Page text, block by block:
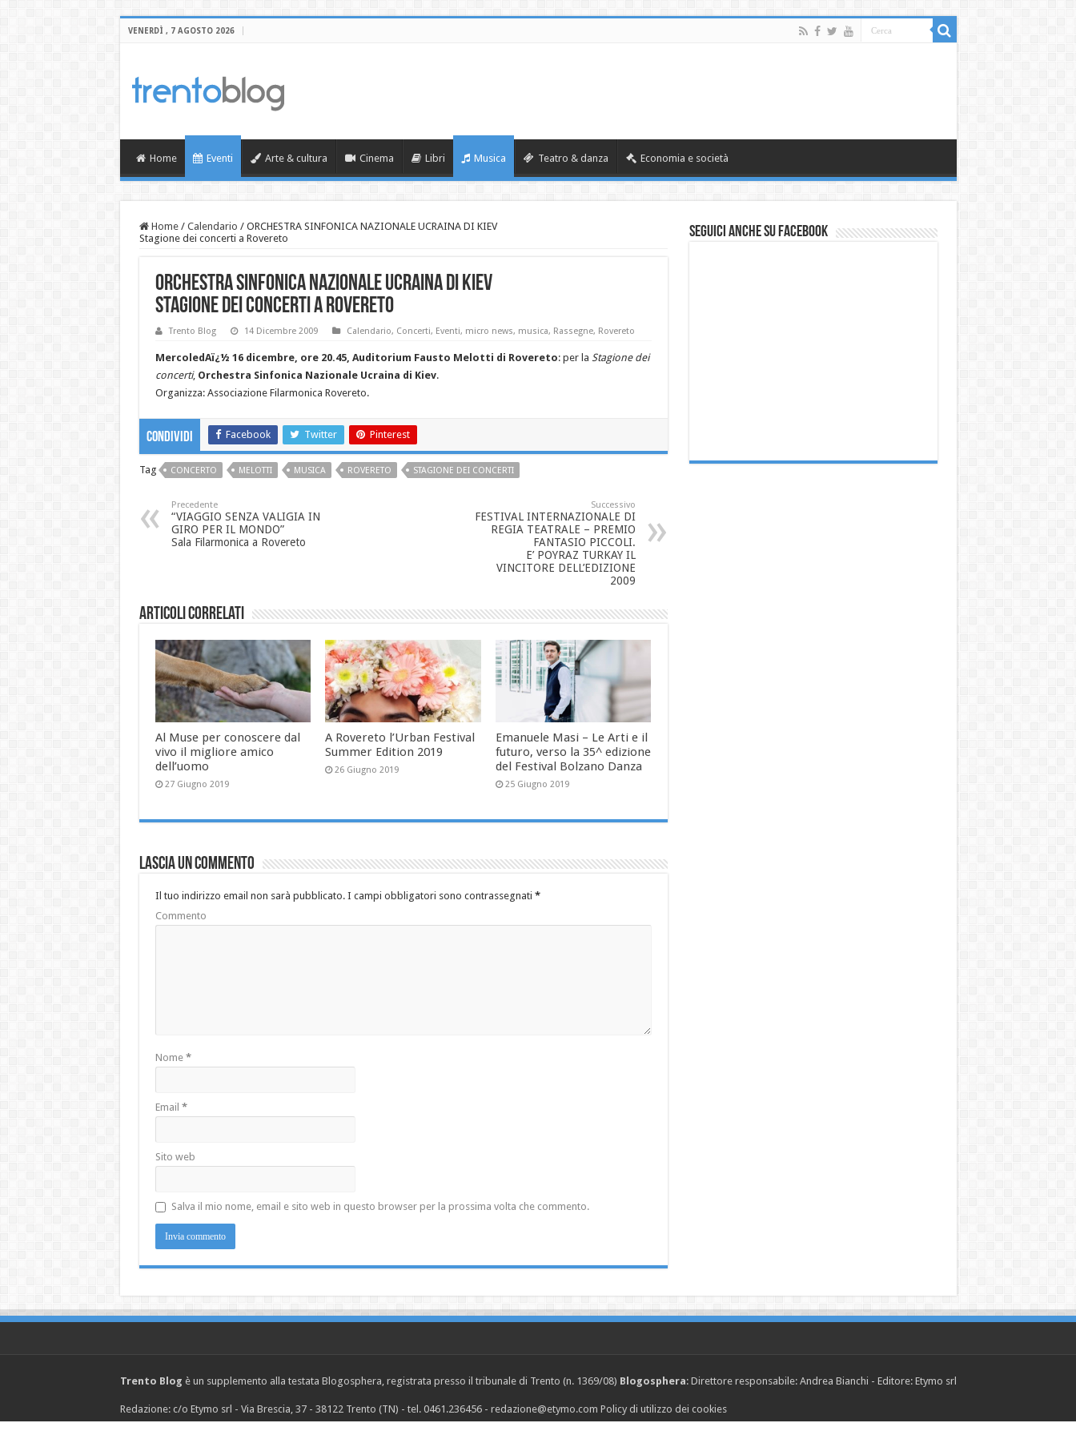
VENERDÌ , 7 AGOSTO 2026
Home Eventi Arte & cultura Cinema Libri Musica Teatro & danza Economia e società
Home / Calendario / ORCHESTRA SINFONICA NAZIONALE UCRAINA DI KIEV
Stagione dei concerti a Rovereto
ORCHESTRA SINFONICA NAZIONALE UCRAINA DI KIEV
Stagione dei concerti a Rovereto
Trento Blog 14 Dicembre 2009 Calendario, Concerti, Eventi, micro news, musica, Rassegne, Rovereto
MercoledAï¿½ 16 dicembre, ore 20.45, Auditorium Fausto Melotti di Rovereto: per la Stagione dei
concerti, Orchestra Sinfonica Nazionale Ucraina di Kiev.
Organizza: Associazione Filarmonica Rovereto.
Condividi Facebook Twitter Pinterest
Tag CONCERTO MELOTTI MUSICA ROVERETO STAGIONE DEI CONCERTI
Precedente
“VIAGGIO SENZA VALIGIA IN
GIRO PER IL MONDO”
Sala Filarmonica a Rovereto
Successivo
FESTIVAL INTERNAZIONALE DI
REGIA TEATRALE – PREMIO
FANTASIO PICCOLI.
E’ POYRAZ TURKAY IL
VINCITORE DELL’EDIZIONE
2009
Articoli correlati
Al Muse per conoscere dal
vivo il migliore amico
dell’uomo
27 Giugno 2019
A Rovereto l’Urban Festival
Summer Edition 2019
26 Giugno 2019
Emanuele Masi – Le Arti e il
futuro, verso la 35^ edizione
del Festival Bolzano Danza
25 Giugno 2019
Lascia un commento
Il tuo indirizzo email non sarà pubblicato.I campi obbligatori sono contrassegnati *
Commento
Nome *
Email *
Sito web
Salva il mio nome, email e sito web in questo browser per la prossima volta che commento.
Seguici anche su Facebook
Trento Blog è un supplemento alla testata Blogosphera, registrata presso il tribunale di Trento (n. 1369/08) Blogosphera: Direttore responsabile: Andrea Bianchi - Editore: Etymo srl
Redazione: c/o Etymo srl - Via Brescia, 37 - 38122 Trento (TN) - tel. 0461.236456 - redazione@etymo.com Policy di utilizzo dei cookies